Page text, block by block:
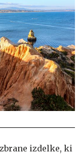
izdelke, ki